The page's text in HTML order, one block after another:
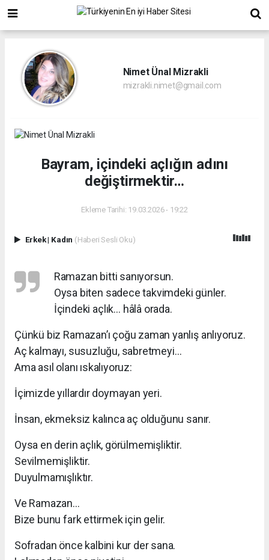
Nimet Ünal Mizrakli
mizrakli.nimet@gmail.com
Bayram, içindeki açlığın adını
değiştirmektir…
Ekleme Tarihi: 19.03.2026 - 19:22
Erkek| Kadın (Haberi Sesli Oku)
Ramazan bitti sanıyorsun.
Oysa biten sadece takvimdeki günler.
İçindeki açlık… hâlâ orada.
Çünkü biz Ramazan’ı çoğu zaman yanlış anlıyoruz.
Aç kalmayı, susuzluğu, sabretmeyi…
Ama asıl olanı ıskalıyoruz:
İçimizde yıllardır doymayan yeri.
İnsan, ekmeksiz kalınca aç olduğunu sanır.
Oysa en derin açlık, görülmemişliktir.
Sevilmemişliktir.
Duyulmamışlıktır.
Ve Ramazan…
Bize bunu fark ettirmek için gelir.
Sofradan önce kalbini kur der sana.